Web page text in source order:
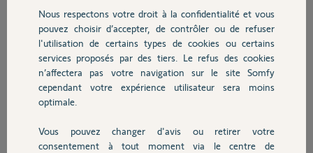
Chauffage
Autres produits
Devis avec un pro
Réponses
Bonjour,
Un peu plus d'informations sur ce que vous avez fait peut-être ?
Robert P.
Nous respectons votre droit à la confidentialité et vous
pouvez choisir d’accepter, de contrôler ou de refuser
l'utilisation de certains types de cookies ou certains
services proposés par des tiers. Le refus des cookies
n’affectera pas votre navigation sur le site Somfy
cependant votre expérience utilisateur sera moins
optimale.
Vous pouvez changer d'avis ou retirer votre
consentement à tout moment via le centre de